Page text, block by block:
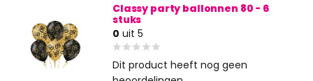
Classy party ballonnen 80 - 6
stuks
0 uit 5
Dit product heeft nog geen